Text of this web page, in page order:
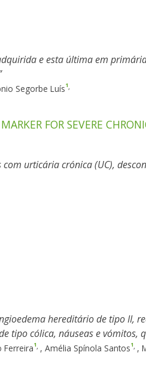
e esta última em
Segorbe Luís1,
FOR SEVERE
urticária crónica (UC),
hereditário de tipo II,
tipo cólica, náuseas e
Ferreira1, , Amélia Spínola Santos1, ,